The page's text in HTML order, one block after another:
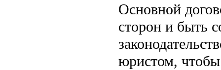
Основной
сторон и быть
юристом,